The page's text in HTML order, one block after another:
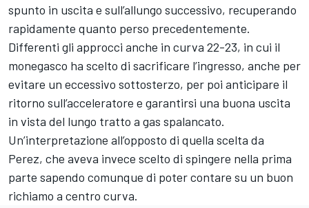
spunto in uscita e sull’allungo successivo, recuperando
rapidamente quanto perso precedentemente.
Differenti gli approcci anche in curva 22-23, in cui il
monegasco ha scelto di sacrificare l’ingresso, anche per
evitare un eccessivo sottosterzo, per poi anticipare il
ritorno sull’acceleratore e garantirsi una buona uscita
in vista del lungo tratto a gas spalancato.
Un’interpretazione all’opposto di quella scelta da
Perez, che aveva invece scelto di spingere nella prima
parte sapendo comunque di poter contare su un buon
richiamo a centro curva.